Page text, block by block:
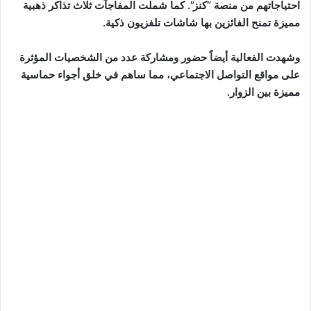
احتياجاتهم من منصة “كنز”. كما شملت المفاجآت ثلاث تذاكر ذهبية
مميزة تمنح الفائزين بها شاشات تلفزيون ذكية.
وشهدت الفعالية أيضاً حضور ومشاركة عدد من الشخصيات المؤثرة
على مواقع التواصل الاجتماعي، مما ساهم في خلق أجواء حماسية
مميزة بين الزوار.